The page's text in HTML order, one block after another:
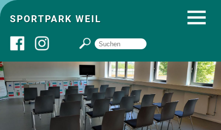
SPORTPARK WEIL
Über uns
Startseite